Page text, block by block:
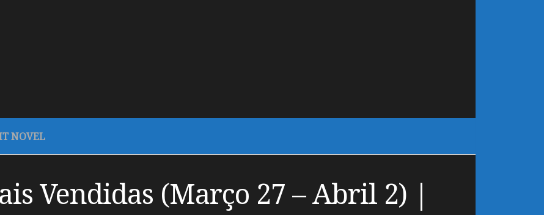
NOVEL
Vendidas (Março 27 – Abril 2) |